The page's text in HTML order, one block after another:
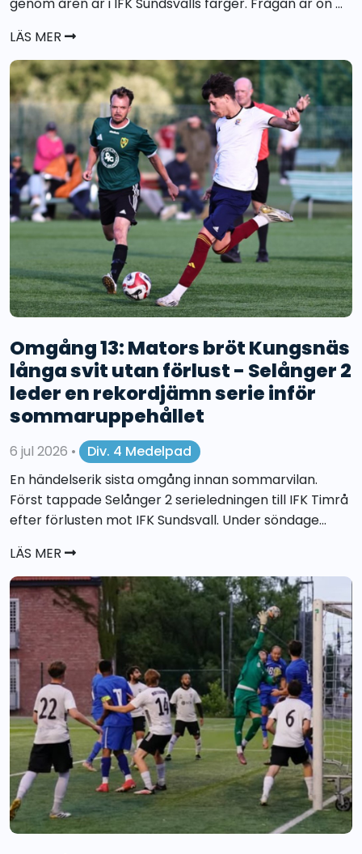
genom åren är i IFK Sundsvalls färger. Frågan är on ...
LÄS MER
Omgång 13: Mators bröt Kungsnäs
långa svit utan förlust - Selånger 2
leder en rekordjämn serie inför
sommaruppehållet
6 jul 2026 •
Div. 4 Medelpad
En händelserik sista omgång innan sommarvilan.
Först tappade Selånger 2 serieledningen till IFK Timrå
efter förlusten mot IFK Sundsvall. Under söndage...
LÄS MER